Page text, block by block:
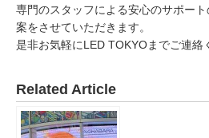
専門のスタッフによる安心のサポー
案をさせていただきます。
是非お気軽にLED TOKYOまでご連絡
Related Article